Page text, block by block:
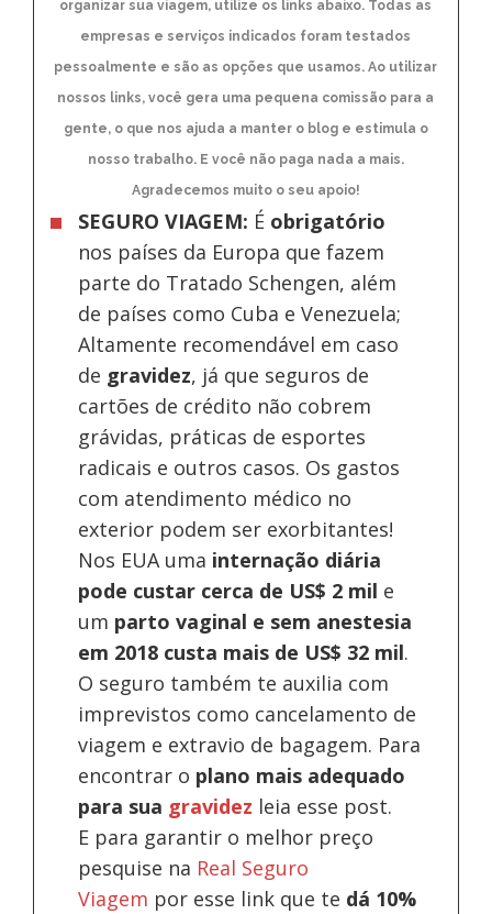
organizar sua viagem, utilize os links abaixo. Todas as
empresas e serviços indicados foram testados
pessoalmente e são as opções que usamos. Ao utilizar
nossos links, você gera uma pequena comissão para a
gente, o que nos ajuda a manter o blog e estimula o
nosso trabalho. E você não paga nada a mais.
Agradecemos muito o seu apoio!
SEGURO VIAGEM: É obrigatório
nos países da Europa que fazem
parte do Tratado Schengen, além
de países como Cuba e Venezuela;
Altamente recomendável em caso
de gravidez, já que seguros de
cartões de crédito não cobrem
grávidas, práticas de esportes
radicais e outros casos. Os gastos
com atendimento médico no
exterior podem ser exorbitantes!
Nos EUA uma internação diária
pode custar cerca de US$ 2 mil e
um parto vaginal e sem anestesia
em 2018 custa mais de US$ 32 mil.
O seguro também te auxilia com
imprevistos como cancelamento de
viagem e extravio de bagagem. Para
encontrar o plano mais adequado
para sua gravidez leia esse post.
E para garantir o melhor preço
pesquise na Real Seguro
Viagem por esse link que te dá 10%